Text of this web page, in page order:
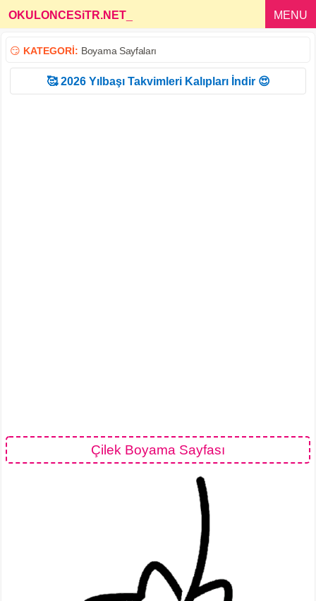
OKULONCESiTR.NET MENU
😏 KATEGORİ: Boyama Sayfaları
🥰 2026 Yılbaşı Takvimleri Kalıpları İndir 😍
Çilek Boyama Sayfası